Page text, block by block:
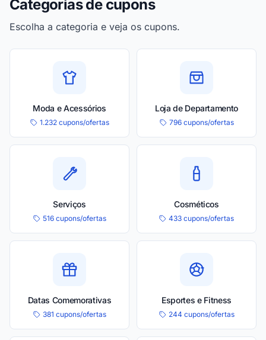
Categorias de cupons
Escolha a categoria e veja os cupons.
Moda e Acessórios
1.232 cupons/ofertas
Loja de Departamento
796 cupons/ofertas
Serviços
516 cupons/ofertas
Cosméticos
433 cupons/ofertas
Datas Comemorativas
381 cupons/ofertas
Esportes e Fitness
244 cupons/ofertas